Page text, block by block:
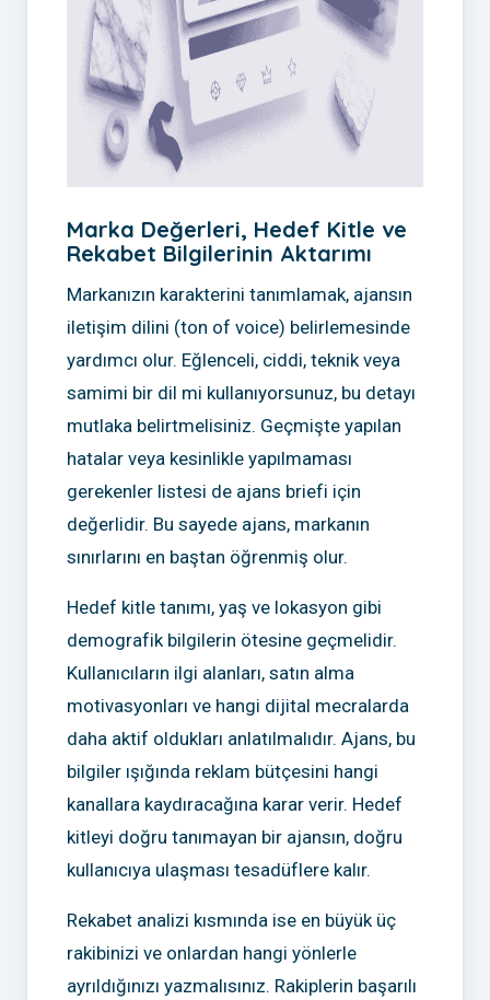
Marka Değerleri, Hedef Kitle ve
Rekabet Bilgilerinin Aktarımı
Markanızın karakterini tanımlamak, ajansın
iletişim dilini (ton of voice) belirlemesinde
yardımcı olur. Eğlenceli, ciddi, teknik veya
samimi bir dil mi kullanıyorsunuz, bu detayı
mutlaka belirtmelisiniz. Geçmişte yapılan
hatalar veya kesinlikle yapılmaması
gerekenler listesi de ajans briefi için
değerlidir. Bu sayede ajans, markanın
sınırlarını en baştan öğrenmiş olur.
Hedef kitle tanımı, yaş ve lokasyon gibi
demografik bilgilerin ötesine geçmelidir.
Kullanıcıların ilgi alanları, satın alma
motivasyonları ve hangi dijital mecralarda
daha aktif oldukları anlatılmalıdır. Ajans, bu
bilgiler ışığında reklam bütçesini hangi
kanallara kaydıracağına karar verir. Hedef
kitleyi doğru tanımayan bir ajansın, doğru
kullanıcıya ulaşması tesadüflere kalır.
Rekabet analizi kısmında ise en büyük üç
rakibinizi ve onlardan hangi yönlerle
ayrıldığınızı yazmalısınız. Rakiplerin başarılı